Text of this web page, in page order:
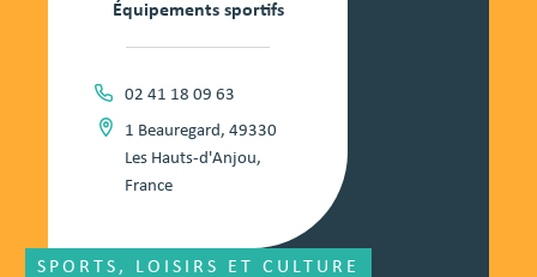
Équipements sportifs
02 41 18 09 63
1 Beauregard, 49330
Les Hauts-d'Anjou,
France
SPORTS, LOISIRS ET CULTURE